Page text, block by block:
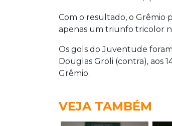
Com o resultado, o Grêmio
apenas um triunfo tricolor
Os gols do Juventude
Douglas Groli (contra), aos
Grêmio.
VEJA TAMBÉM